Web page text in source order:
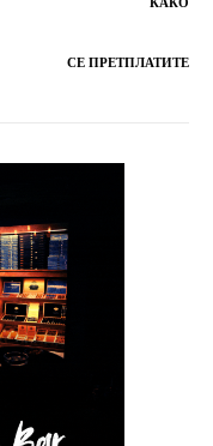
СЕ ПРЕТПЛАТИТЕ